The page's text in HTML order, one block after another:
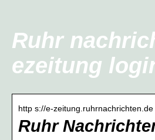
Ruhr
ezeitung
http s://e-zeitung.ruhrnachrichten.de
Ruhr